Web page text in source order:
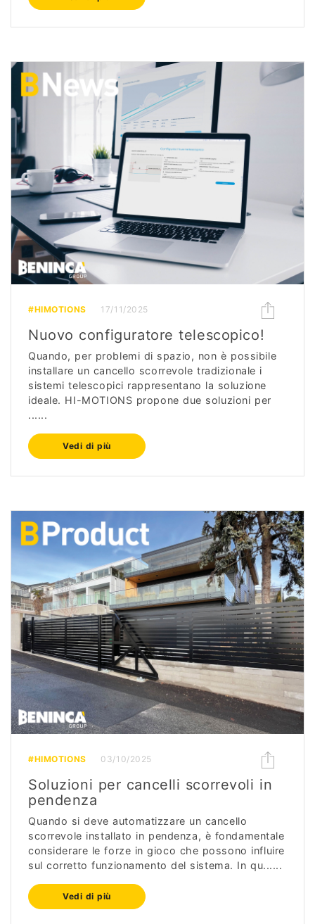
#HIMOTIONS 17/11/2025
Nuovo configuratore telescopico!
Quando, per problemi di spazio, non è possibile
installare un cancello scorrevole tradizionale i
sistemi telescopici rappresentano la soluzione
ideale. HI-MOTIONS propone due soluzioni per
......
Vedi di più
#HIMOTIONS 03/10/2025
Soluzioni per cancelli scorrevoli in
pendenza
Quando si deve automatizzare un cancello
scorrevole installato in pendenza, è fondamentale
considerare le forze in gioco che possono influire
sul corretto funzionamento del sistema. In qu......
Vedi di più